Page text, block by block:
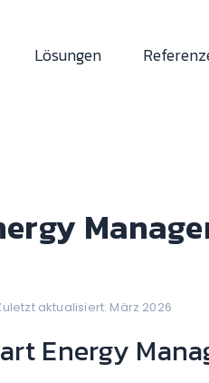
Lösungen
aktualisiert: März 2026
Energy